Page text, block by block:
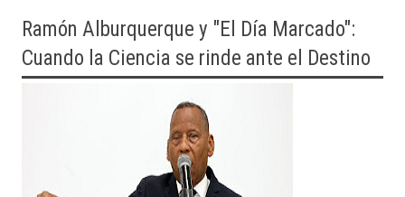
Ramón Alburquerque y "El Día Marcado":
Cuando la Ciencia se rinde ante el Destino